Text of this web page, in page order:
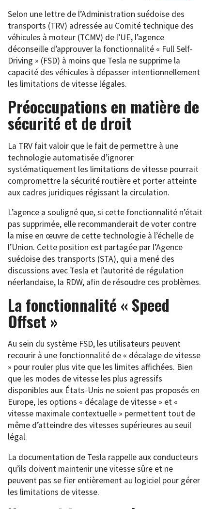
Selon une lettre de l’Administration suédoise des
transports (TRV) adressée au Comité technique des
véhicules à moteur (TCMV) de l’UE, l’agence
déconseille d’approuver la fonctionnalité « Full Self-
Driving » (FSD) à moins que Tesla ne supprime la
capacité des véhicules à dépasser intentionnellement
les limitations de vitesse légales.
Préoccupations en matière de
sécurité et de droit
La TRV fait valoir que le fait de permettre à une
technologie automatisée d’ignorer
systématiquement les limitations de vitesse pourrait
compromettre la sécurité routière et porter atteinte
aux cadres juridiques régissant la circulation.
L’agence a souligné que, si cette fonctionnalité n’était
pas supprimée, elle recommanderait de voter contre
la mise en œuvre de cette technologie à l’échelle de
l’Union. Cette position est partagée par l’Agence
suédoise des transports (STA), qui a mené des
discussions avec Tesla et l’autorité de régulation
néerlandaise, la RDW, afin de résoudre ces problèmes.
La fonctionnalité « Speed
Offset »
Au sein du système FSD, les utilisateurs peuvent
recourir à une fonctionnalité de « décalage de vitesse
» pour rouler plus vite que les limites affichées. Bien
que les modes de vitesse les plus agressifs
disponibles aux États-Unis ne soient pas proposés en
Europe, les options « décalage de vitesse » et «
vitesse maximale contextuelle » permettent tout de
même d’atteindre des vitesses supérieures au seuil
légal.
La documentation de Tesla rappelle aux conducteurs
qu’ils doivent maintenir une vitesse sûre et ne
peuvent pas se fier entièrement au logiciel pour gérer
les limitations de vitesse.